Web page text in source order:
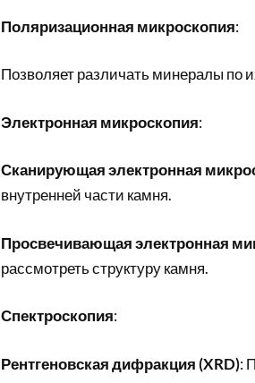
Поляризационная микроскопия:
Позволяет различать минералы по
Электронная микроскопия:
Сканирующая электронная
внутренней части камня.
Просвечивающая электронная
рассмотреть структуру камня.
Спектроскопия:
Рентгеновская дифракция (XRD):